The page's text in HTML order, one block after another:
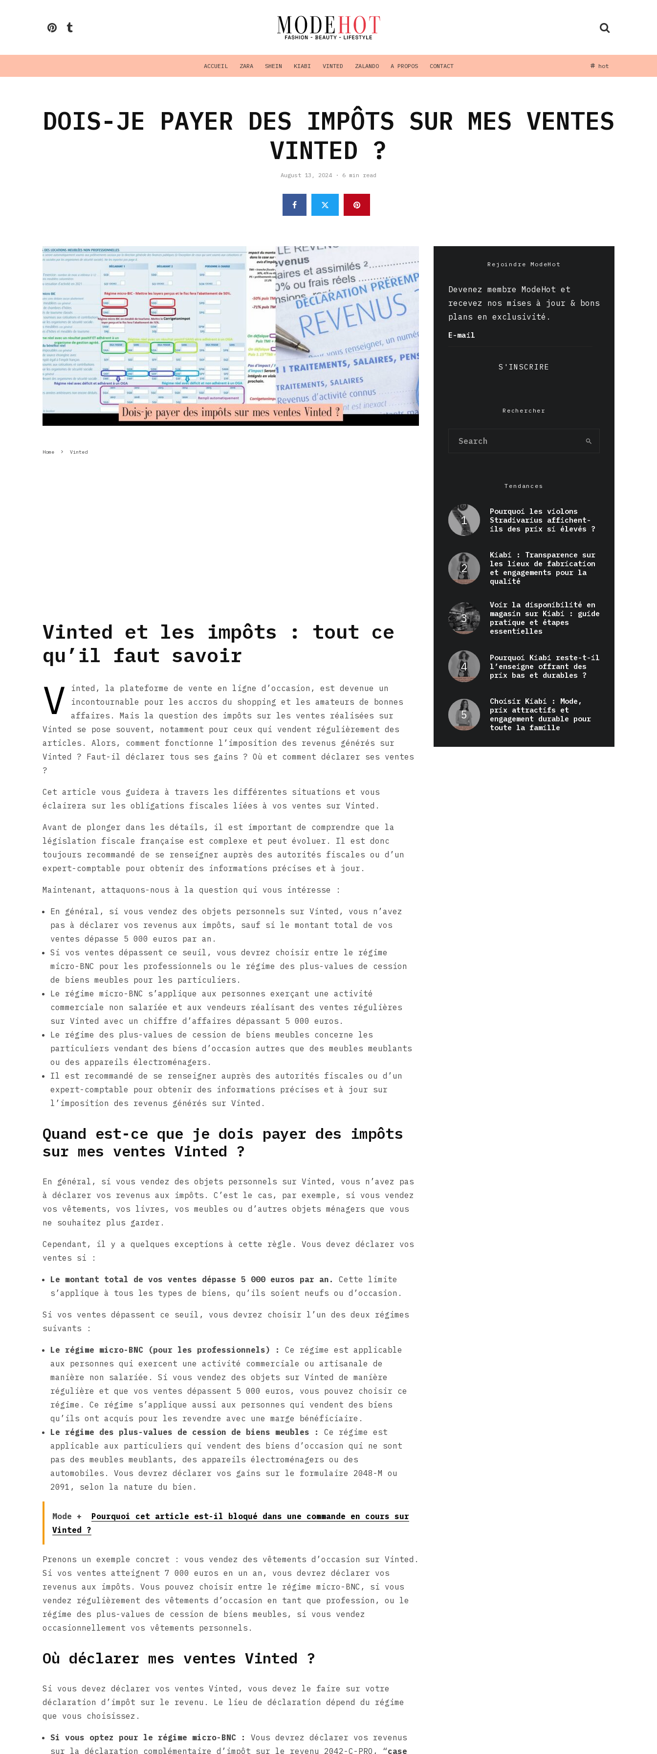
ACCUEIL ZARA SHEIN KIABI VINTED ZALANDO A PROPOS CONTACT hot
DOIS-JE PAYER DES IMPÔTS SUR MES VENTES
VINTED ?
August 13, 2024 · 6 min read
Home Vinted
Vinted et les impôts : tout ce
qu’il faut savoir
V
inted, la plateforme de vente en ligne d’occasion, est devenue un
incontournable pour les accros du shopping et les amateurs de bonnes
affaires. Mais la question des impôts sur les ventes réalisées sur
Vinted se pose souvent, notamment pour ceux qui vendent régulièrement des
articles. Alors, comment fonctionne l’imposition des revenus générés sur
Vinted ? Faut-il déclarer tous ses gains ? Où et comment déclarer ses ventes
?
Cet article vous guidera à travers les différentes situations et vous
éclairera sur les obligations fiscales liées à vos ventes sur Vinted.
Avant de plonger dans les détails, il est important de comprendre que la
législation fiscale française est complexe et peut évoluer. Il est donc
toujours recommandé de se renseigner auprès des autorités fiscales ou d’un
expert-comptable pour obtenir des informations précises et à jour.
Maintenant, attaquons-nous à la question qui vous intéresse :
En général, si vous vendez des objets personnels sur Vinted, vous n’avez
pas à déclarer vos revenus aux impôts, sauf si le montant total de vos
ventes dépasse 5 000 euros par an.
Si vos ventes dépassent ce seuil, vous devrez choisir entre le régime
micro-BNC pour les professionnels ou le régime des plus-values de cession
de biens meubles pour les particuliers.
Le régime micro-BNC s’applique aux personnes exerçant une activité
commerciale non salariée et aux vendeurs réalisant des ventes régulières
sur Vinted avec un chiffre d’affaires dépassant 5 000 euros.
Le régime des plus-values de cession de biens meubles concerne les
particuliers vendant des biens d’occasion autres que des meubles meublants
ou des appareils électroménagers.
Il est recommandé de se renseigner auprès des autorités fiscales ou d’un
expert-comptable pour obtenir des informations précises et à jour sur
l’imposition des revenus générés sur Vinted.
Quand est-ce que je dois payer des impôts
sur mes ventes Vinted ?
En général, si vous vendez des objets personnels sur Vinted, vous n’avez pas
à déclarer vos revenus aux impôts. C’est le cas, par exemple, si vous vendez
vos vêtements, vos livres, vos meubles ou d’autres objets ménagers que vous
ne souhaitez plus garder.
Cependant, il y a quelques exceptions à cette règle. Vous devez déclarer vos
ventes si :
Le montant total de vos ventes dépasse 5 000 euros par an. Cette limite
s’applique à tous les types de biens, qu’ils soient neufs ou d’occasion.
Si vos ventes dépassent ce seuil, vous devrez choisir l’un des deux régimes
suivants :
Le régime micro-BNC (pour les professionnels) : Ce régime est applicable
aux personnes qui exercent une activité commerciale ou artisanale de
manière non salariée. Si vous vendez des objets sur Vinted de manière
régulière et que vos ventes dépassent 5 000 euros, vous pouvez choisir ce
régime. Ce régime s’applique aussi aux personnes qui vendent des biens
qu’ils ont acquis pour les revendre avec une marge bénéficiaire.
Le régime des plus-values de cession de biens meubles : Ce régime est
applicable aux particuliers qui vendent des biens d’occasion qui ne sont
pas des meubles meublants, des appareils électroménagers ou des
automobiles. Vous devrez déclarer vos gains sur le formulaire 2048-M ou
2091, selon la nature du bien.
Mode +
Pourquoi cet article est-il bloqué dans une commande en cours sur
Vinted ?
Prenons un exemple concret : vous vendez des vêtements d’occasion sur Vinted.
Si vos ventes atteignent 7 000 euros en un an, vous devrez déclarer vos
revenus aux impôts. Vous pouvez choisir entre le régime micro-BNC, si vous
vendez régulièrement des vêtements d’occasion en tant que profession, ou le
régime des plus-values de cession de biens meubles, si vous vendez
occasionnellement vos vêtements personnels.
Où déclarer mes ventes Vinted ?
Si vous devez déclarer vos ventes Vinted, vous devez le faire sur votre
déclaration d’impôt sur le revenu. Le lieu de déclaration dépend du régime
que vous choisissez.
Si vous optez pour le régime micro-BNC :
Vous devrez déclarer vos revenus
sur la déclaration complémentaire d’impôt sur le revenu 2042-C-PRO, “case
Rejoindre ModeHot
Devenez membre ModeHot et
recevez nos mises à jour & bons
plans en exclusivité.
E-mail
S'INSCRIRE
Rechercher
Tendances
Pourquoi les violons
Stradivarius affichent-
ils des prix si élevés ?
Kiabi : Transparence sur
les lieux de fabrication
et engagements pour la
qualité
Voir la disponibilité en
magasin sur Kiabi : guide
pratique et étapes
essentielles
Pourquoi Kiabi reste-t-il
l’enseigne offrant des
prix bas et durables ?
Choisir Kiabi : Mode,
prix attractifs et
engagement durable pour
toute la famille